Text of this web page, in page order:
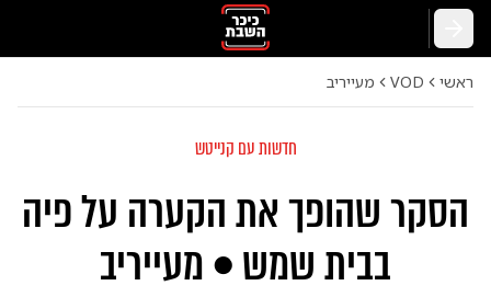
ראשי VOD מעייריב
חדשות עם קנייטש
הסקר שהופך את הקערה על פיה
בבית שמש • מעייריב